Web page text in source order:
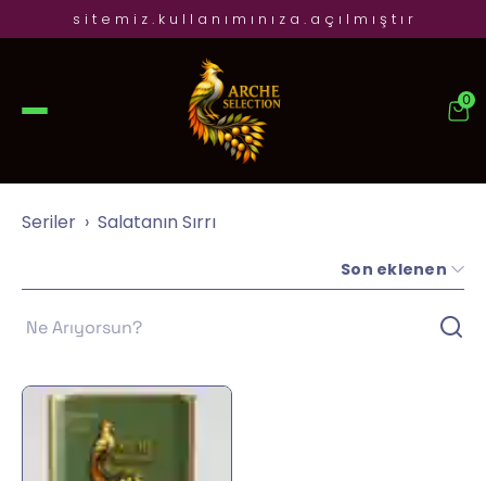
s i t e m i z . k u l l a n ı m ı n ı z a . a ç ı l m ı ş t ı r
0
Seriler Salatanın Sırrı
Son eklenen